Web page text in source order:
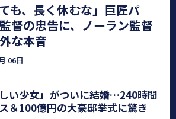
も、長く休むな」巨匠パ
督の忠告に、ノーラン監督
な本音
06日
しい少女」がついに結婚…240時間
＆100億円の大豪邸挙式に驚き